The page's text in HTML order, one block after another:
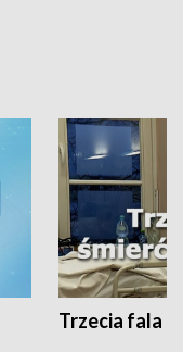
Trzecia fala -